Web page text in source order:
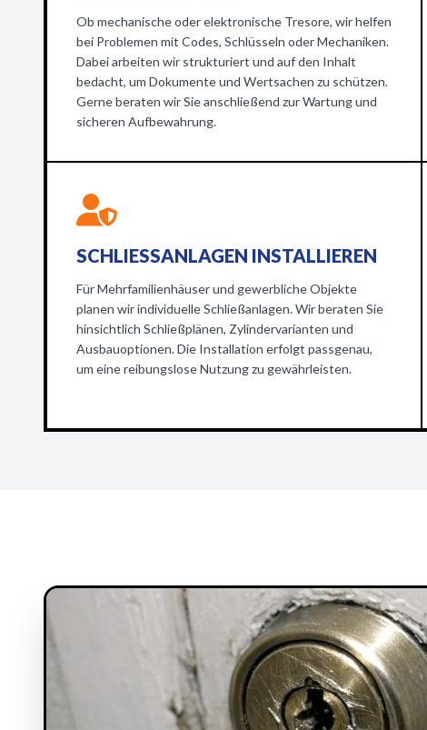
Ob mechanische oder elektronische Tresore, wir helfen
bei Problemen mit Codes, Schlüsseln oder Mechaniken.
Dabei arbeiten wir strukturiert und auf den Inhalt
bedacht, um Dokumente und Wertsachen zu schützen.
Gerne beraten wir Sie anschließend zur Wartung und
sicheren Aufbewahrung.
SCHLIESSANLAGEN INSTALLIEREN
Für Mehrfamilienhäuser und gewerbliche Objekte
planen wir individuelle Schließanlagen. Wir beraten Sie
hinsichtlich Schließplänen, Zylindervarianten und
Ausbauoptionen. Die Installation erfolgt passgenau,
um eine reibungslose Nutzung zu gewährleisten.